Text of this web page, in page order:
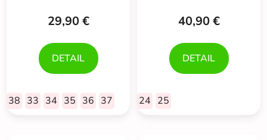
29,90 €
DETAIL
38 33 34 35 36 37
40,90 €
DETAIL
24 25